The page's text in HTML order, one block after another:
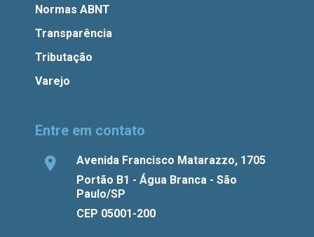
Normas ABNT
Transparência
Tributação
Varejo
Entre em contato
Avenida Francisco Matarazzo, 1705
Portão B1 - Água Branca - São
Paulo/SP
CEP 05001-200